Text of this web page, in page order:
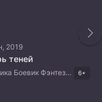
2019
теней
Романтика Боевик Фэнтези Комедия Китайские дорамы 6+